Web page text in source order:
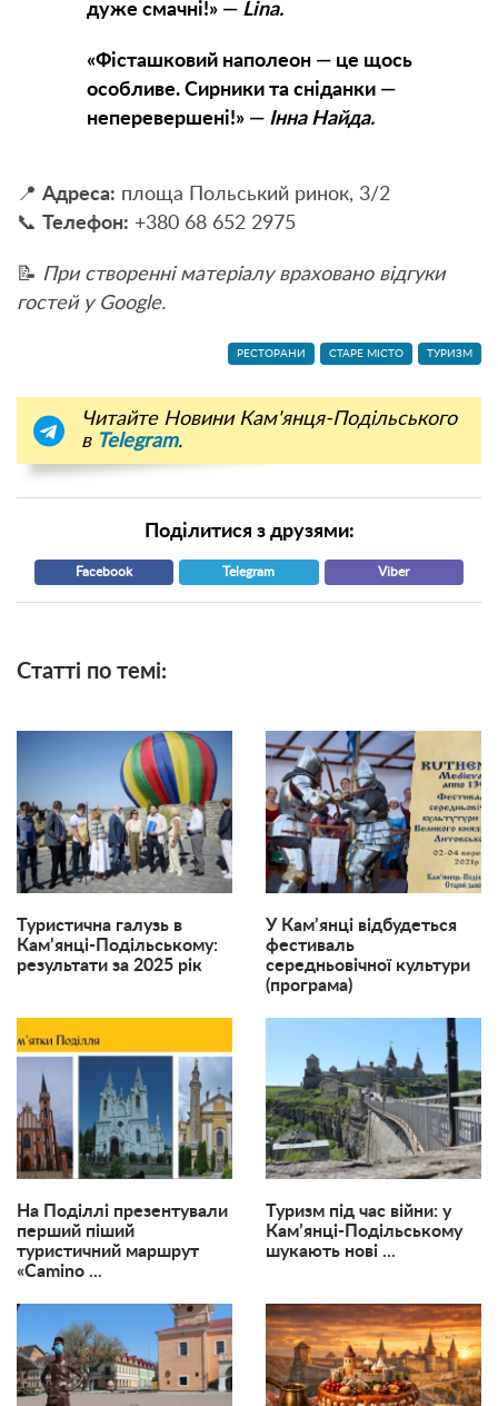
дуже смачні!» — Lina.
«Фісташковий наполеон — це щось
особливе. Сирники та сніданки —
неперевершені!» — Інна Найда.
📍 Адреса: площа Польський ринок, 3/2
📞 Телефон: +380 68 652 2975
📝 При створенні матеріалу враховано відгуки
гостей у Google.
РЕСТОРАНИ СТАРЕ МІСТО ТУРИЗМ
Читайте Новини Кам'янця-Подільського
в Telegram.
Поділитися з друзями:
Facebook Telegram Viber
Статті по темі:
Туристична галузь в
Кам’янці-Подільському:
результати за 2025 рік
У Кам’янці відбудеться
фестиваль
середньовічної культури
(програма)
На Поділлі презентували
перший піший
туристичний маршрут
«Camino ...
Туризм під час війни: у
Кам’янці-Подільському
шукають нові ...